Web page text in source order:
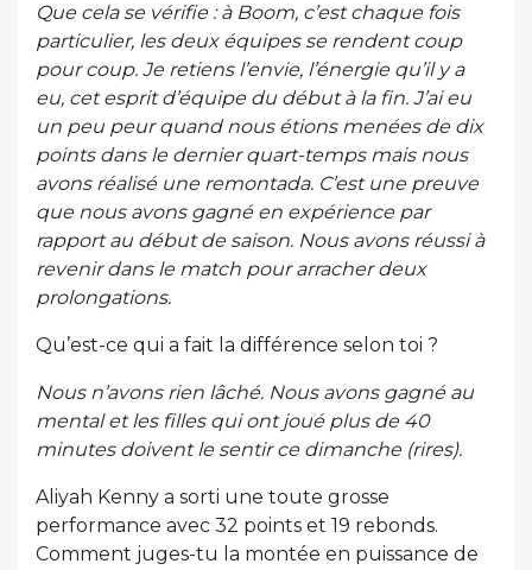
Que cela se vérifie : à Boom, c’est chaque fois
particulier, les deux équipes se rendent coup
pour coup. Je retiens l’envie, l’énergie qu’il y a
eu, cet esprit d’équipe du début à la fin. J’ai eu
un peu peur quand nous étions menées de dix
points dans le dernier quart-temps mais nous
avons réalisé une remontada. C’est une preuve
que nous avons gagné en expérience par
rapport au début de saison. Nous avons réussi à
revenir dans le match pour arracher deux
prolongations.
Qu’est-ce qui a fait la différence selon toi ?
Nous n’avons rien lâché. Nous avons gagné au
mental et les filles qui ont joué plus de 40
minutes doivent le sentir ce dimanche (rires).
Aliyah Kenny a sorti une toute grosse
performance avec 32 points et 19 rebonds.
Comment juges-tu la montée en puissance de